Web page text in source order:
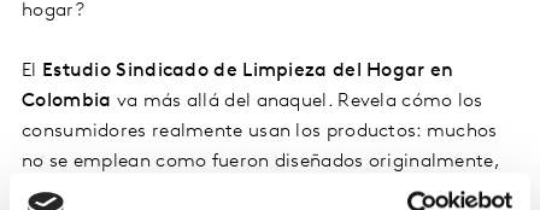
hogar?
El
Estudio Sindicado de Limpieza del Hogar en
Colombia va más allá del anaquel. Revela cómo los
consumidores realmente usan los productos: muchos
no se emplean como fueron diseñados originalmente,
se mezclan buscando atributos específicos, y su